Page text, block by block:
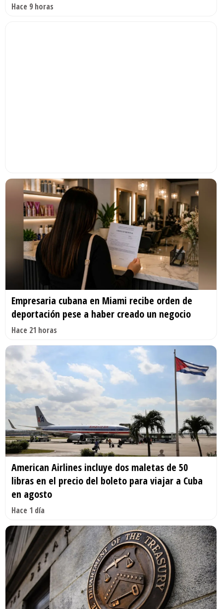
Hace 9 horas
Empresaria cubana en Miami recibe orden de
deportación pese a haber creado un negocio
Hace 21 horas
American Airlines incluye dos maletas de 50
libras en el precio del boleto para viajar a Cuba
en agosto
Hace 1 día